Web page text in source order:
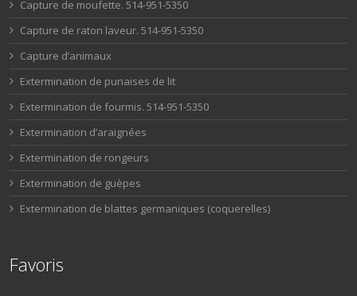
Capture de moufette. 514-951-5350
Capture de raton laveur. 514-951-5350
Capture d’animaux
Extermination de punaises de lit
Extermination de fourmis. 514-951-5350
Extermination d’araignées
Extermination de rongeurs
Extermination de guèpes
Extermination de blattes germaniques (coquerelles)
Favoris